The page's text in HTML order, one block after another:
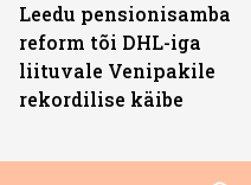
Leedu pensionisamba
reform tõi DHL-iga
liituvale Venipakile
rekordilise käibe